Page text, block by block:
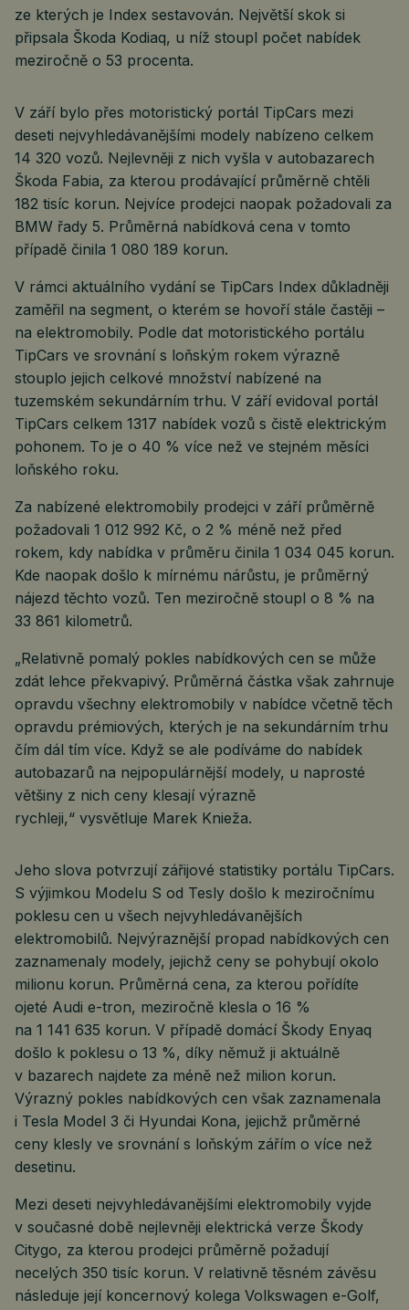
ze kterých je Index sestavován. Největší skok si
připsala Škoda Kodiaq, u níž stoupl počet nabídek
meziročně o 53 procenta.
V září bylo přes motoristický portál TipCars mezi
deseti nejvyhledávanějšími modely nabízeno celkem
14 320 vozů. Nejlevněji z nich vyšla v autobazarech
Škoda Fabia, za kterou prodávající průměrně chtěli
182 tisíc korun. Nejvíce prodejci naopak požadovali za
BMW řady 5. Průměrná nabídková cena v tomto
případě činila 1 080 189 korun.
V rámci aktuálního vydání se TipCars Index důkladněji
zaměřil na segment, o kterém se hovoří stále častěji –
na elektromobily. Podle dat motoristického portálu
TipCars ve srovnání s loňským rokem výrazně
stouplo jejich celkové množství nabízené na
tuzemském sekundárním trhu. V září evidoval portál
TipCars celkem 1317 nabídek vozů s čistě elektrickým
pohonem. To je o 40 % více než ve stejném měsíci
loňského roku.
Za nabízené elektromobily prodejci v září průměrně
požadovali 1 012 992 Kč, o 2 % méně než před
rokem, kdy nabídka v průměru činila 1 034 045 korun.
Kde naopak došlo k mírnému nárůstu, je průměrný
nájezd těchto vozů. Ten meziročně stoupl o 8 % na
33 861 kilometrů.
„Relativně pomalý pokles nabídkových cen se může
zdát lehce překvapivý. Průměrná částka však zahrnuje
opravdu všechny elektromobily v nabídce včetně těch
opravdu prémiových, kterých je na sekundárním trhu
čím dál tím více. Když se ale podíváme do nabídek
autobazarů na nejpopulárnější modely, u naprosté
většiny z nich ceny klesají výrazně
rychleji,“ vysvětluje Marek Knieža.
Jeho slova potvrzují zářijové statistiky portálu TipCars.
S výjimkou Modelu S od Tesly došlo k meziročnímu
poklesu cen u všech nejvyhledávanějších
elektromobilů. Nejvýraznější propad nabídkových cen
zaznamenaly modely, jejichž ceny se pohybují okolo
milionu korun. Průměrná cena, za kterou pořídíte
ojeté Audi e-tron, meziročně klesla o 16 %
na 1 141 635 korun. V případě domácí Škody Enyaq
došlo k poklesu o 13 %, díky němuž ji aktuálně
v bazarech najdete za méně než milion korun.
Výrazný pokles nabídkových cen však zaznamenala
i Tesla Model 3 či Hyundai Kona, jejichž průměrné
ceny klesly ve srovnání s loňským zářím o více než
desetinu.
Mezi deseti nejvyhledávanějšími elektromobily vyjde
v současné době nejlevněji elektrická verze Škody
Citygo, za kterou prodejci průměrně požadují
necelých 350 tisíc korun. V relativně těsném závěsu
následuje její koncernový kolega Volkswagen e-Golf,